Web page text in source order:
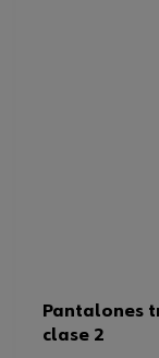
Pantalones
clase 2